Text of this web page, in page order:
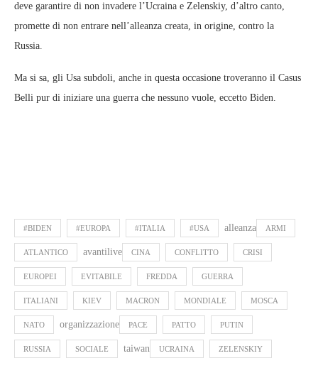
deve garantire di non invadere l’Ucraina e Zelenskiy, d’altro canto,
promette di non entrare nell’alleanza creata, in origine, contro la
Russia.
Ma si sa, gli Usa subdoli, anche in questa occasione troveranno il Casus
Belli pur di iniziare una guerra che nessuno vuole, eccetto Biden.
#BIDEN #EUROPA #ITALIA #USA alleanza ARMI
ATLANTICO avantilive CINA CONFLITTO CRISI
EUROPEI EVITABILE FREDDA GUERRA
ITALIANI KIEV MACRON MONDIALE MOSCA
NATO organizzazione PACE PATTO PUTIN
RUSSIA SOCIALE taiwan UCRAINA ZELENSKIY